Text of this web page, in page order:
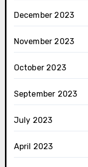
December 2023
November 2023
October 2023
September 2023
July 2023
April 2023